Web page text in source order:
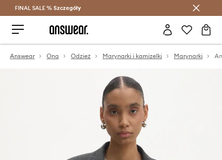
Oszczędzaj z Answear Club >
FINAL SALE % Szczegóły
Answear Ona Odzież Marynarki i kamizelki Marynarki